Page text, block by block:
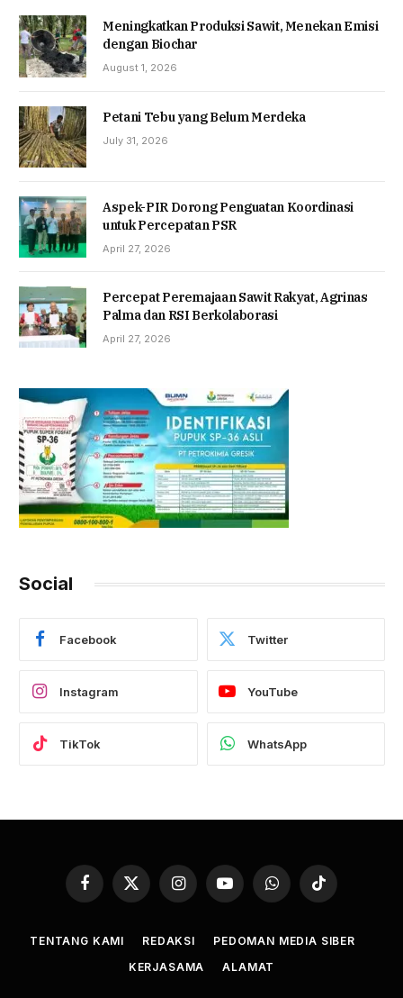
Meningkatkan Produksi Sawit, Menekan Emisi
dengan Biochar
August 1, 2026
Petani Tebu yang Belum Merdeka
July 31, 2026
Aspek-PIR Dorong Penguatan Koordinasi
untuk Percepatan PSR
April 27, 2026
Percepat Peremajaan Sawit Rakyat, Agrinas
Palma dan RSI Berkolaborasi
April 27, 2026
Social
Facebook Twitter
Instagram YouTube
TikTok WhatsApp
Facebook
X
InstagramYouTubeWhatsAppTikTok
TENTANG KAMI REDAKSI
PEDOMAN MEDIA SIBER
KERJASAMA
ALAMAT